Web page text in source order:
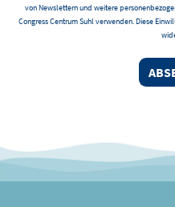
von Newslettern und weitere
Congress Centrum Suhl verwenden. Diese